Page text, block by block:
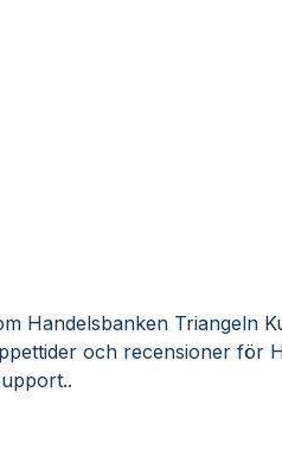
Handelsbanken Triangeln
och recensioner för